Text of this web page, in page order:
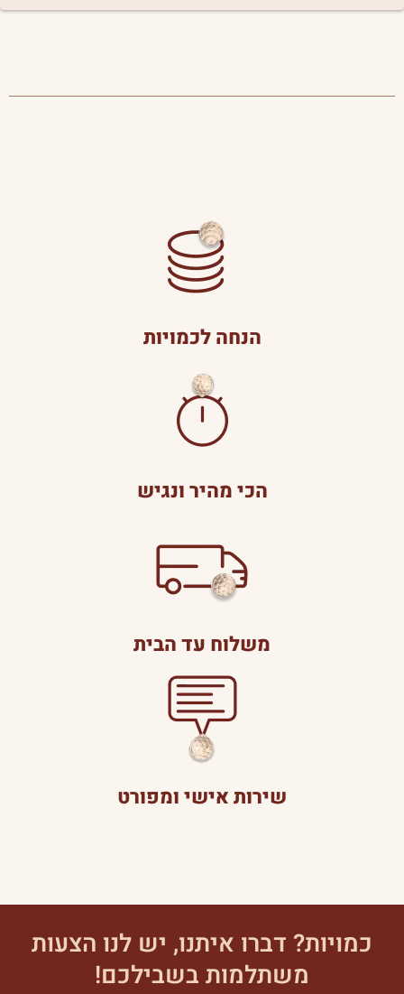
הנחה לכמויות
הכי מהיר ונגיש
משלוח עד הבית
שירות אישי ומפורט
כמויות? דברו איתנו, יש לנו הצעות
משתלמות בשבילכם!